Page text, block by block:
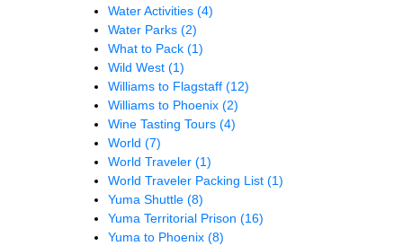
Water Activities (4)
Water Parks (2)
What to Pack (1)
Wild West (1)
Williams to Flagstaff (12)
Williams to Phoenix (2)
Wine Tasting Tours (4)
World (7)
World Traveler (1)
World Traveler Packing List (1)
Yuma Shuttle (8)
Yuma Territorial Prison (16)
Yuma to Phoenix (8)